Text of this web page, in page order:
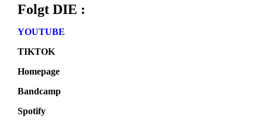
Folgt DIE :
YOUTUBE
TIKTOK
Homepage
Bandcamp
Spotify